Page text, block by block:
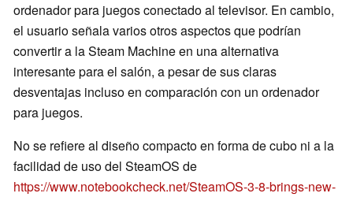
ordenador para juegos conectado al televisor. En cambio,
el usuario señala varios otros aspectos que podrían
convertir a la Steam Machine en una alternativa
interesante para el salón, a pesar de sus claras
desventajas incluso en comparación con un ordenador
para juegos.
No se refiere al diseño compacto en forma de cubo ni a la
facilidad de uso del SteamOS de
https://www.notebookcheck.net/SteamOS-3-8-brings-new-